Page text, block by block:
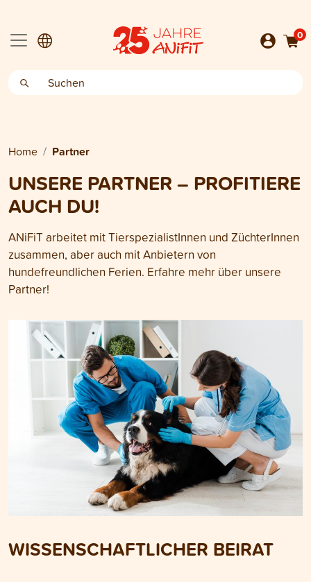
0
Home Partner
UNSERE PARTNER – PROFITIERE
AUCH DU!
ANiFiT arbeitet mit TierspezialistInnen und ZüchterInnen
zusammen, aber auch mit Anbietern von
hundefreundlichen Ferien. Erfahre mehr über unsere
Partner!
WISSENSCHAFTLICHER BEIRAT